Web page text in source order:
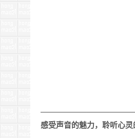
感受声音的魅力，聆听心灵